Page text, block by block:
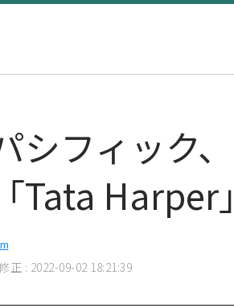
シフィック
Tata Harper
正 : 2022-09-02 18:21:39